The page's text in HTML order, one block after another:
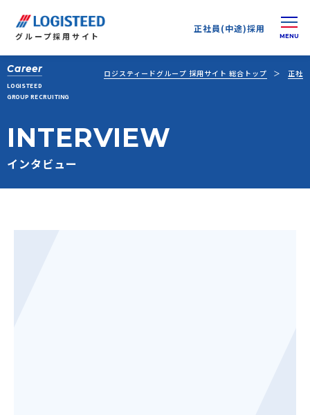
グループ採用サイト
正社員(中途)採用
Career
LOGISTEED
GROUP RECRUITING
ロジスティードグループ 採用サイト 総合トップ 正社
INTERVIEW
インタビュー